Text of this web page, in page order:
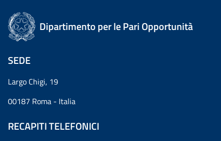
Dipartimento per le Pari Opportunità
SEDE
Largo Chigi, 19
00187 Roma - Italia
RECAPITI TELEFONICI